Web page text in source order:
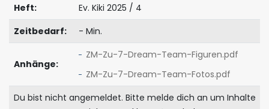
Heft:
Ev. Kiki 2025 / 4
Zeitbedarf:
- Min.
Anhänge:
ZM-Zu-7-Dream-Team-Figuren.pdf
ZM-Zu-7-Dream-Team-Fotos.pdf
Du bist nicht angemeldet. Bitte melde dich an um Inhalte